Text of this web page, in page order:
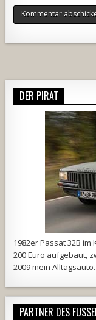
DER PIRAT
1982er Passat 32B
200 Euro aufgebaut,
2009 mein Alltagsauto.
PARTNER DES